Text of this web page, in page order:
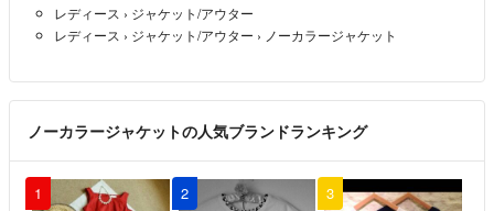
レディース › ジャケット/アウター
レディース › ジャケット/アウター › ノーカラージャケット
ノーカラージャケットの人気ブランドランキング
1 2 3